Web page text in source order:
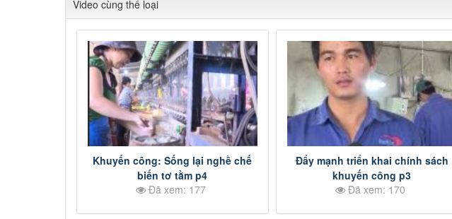
Video cùng thể loại
Khuyến công: Sống lại nghề chế
biến tơ tằm p4
Đã xem: 177
Đẩy mạnh triển khai chính sách
khuyến công p3
Đã xem: 170